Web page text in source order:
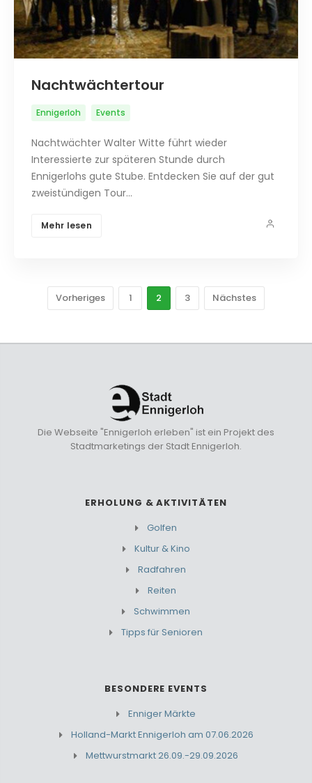
Nachtwächtertour
Ennigerloh Events
Nachtwächter Walter Witte führt wieder
Interessierte zur späteren Stunde durch
Ennigerlohs gute Stube. Entdecken Sie auf der gut
zweistündigen Tour…
Mehr lesen
Vorheriges 1 2 3 Nächstes
Die Webseite "Ennigerloh erleben" ist ein Projekt des
Stadtmarketings der Stadt Ennigerloh.
ERHOLUNG & AKTIVITÄTEN
Golfen
Kultur & Kino
Radfahren
Reiten
Schwimmen
Tipps für Senioren
BESONDERE EVENTS
Enniger Märkte
Holland-Markt Ennigerloh am 07.06.2026
Mettwurstmarkt 26.09.-29.09.2026